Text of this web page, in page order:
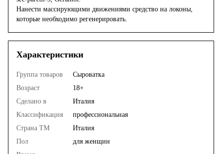
Нанести массирующими движениями средство на локоны,
которые необходимо регенерировать.
Характеристики
Группа товаров
Сыроватка
Возраст
18+
Сделано в
Италия
Классификация
профессиональная
Страна ТМ
Италия
Пол
для женщин